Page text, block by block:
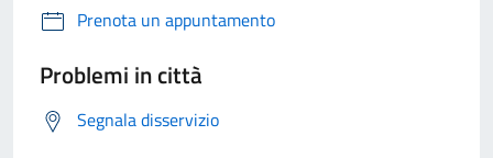
Prenota un appuntamento
Problemi in città
Segnala disservizio